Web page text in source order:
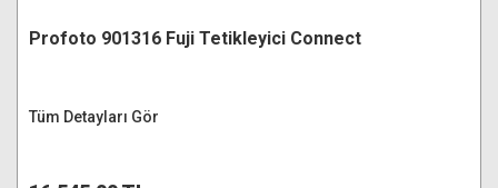
Profoto 901316 Fuji Tetikleyici Connect
Tüm Detayları Gör